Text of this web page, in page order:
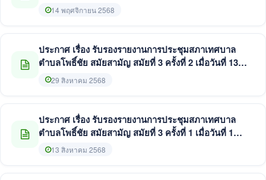
14 พฤศจิกายน 2568
ประกาศ เรื่อง รับรองรายงานการประชุมสภาเทศบาล
ตำบลโพธิ์ชัย สมัยสามัญ สมัยที่ 3 ครั้งที่ 2 เมื่อวันที่ 13
และ 19 สิงหาคม 2568
29 สิงหาคม 2568
ประกาศ เรื่อง รับรองรายงานการประชุมสภาเทศบาล
ตำบลโพธิ์ชัย สมัยสามัญ สมัยที่ 3 ครั้งที่ 1 เมื่อวันที่ 1
สิงหาคม 2568
13 สิงหาคม 2568